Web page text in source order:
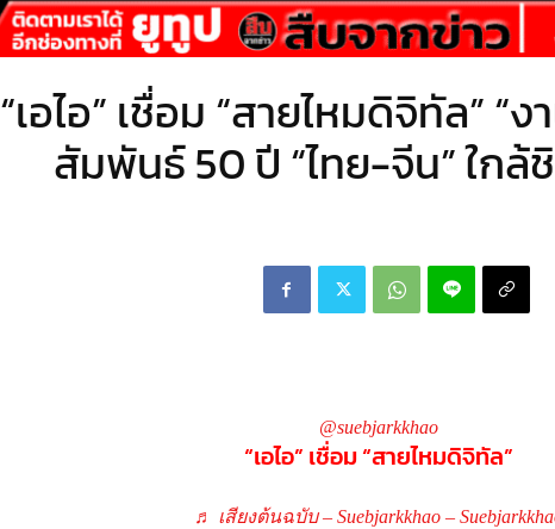
“เอไอ” เชื่อม “สายไหมดิจิทัล” “
สัมพันธ์ 50 ปี “ไทย-จีน” ใกล้
@suebjarkkhao
“เอไอ” เชื่อม “สายไหมดิจิทัล”
♬ เสียงต้นฉบับ – Suebjarkkhao –